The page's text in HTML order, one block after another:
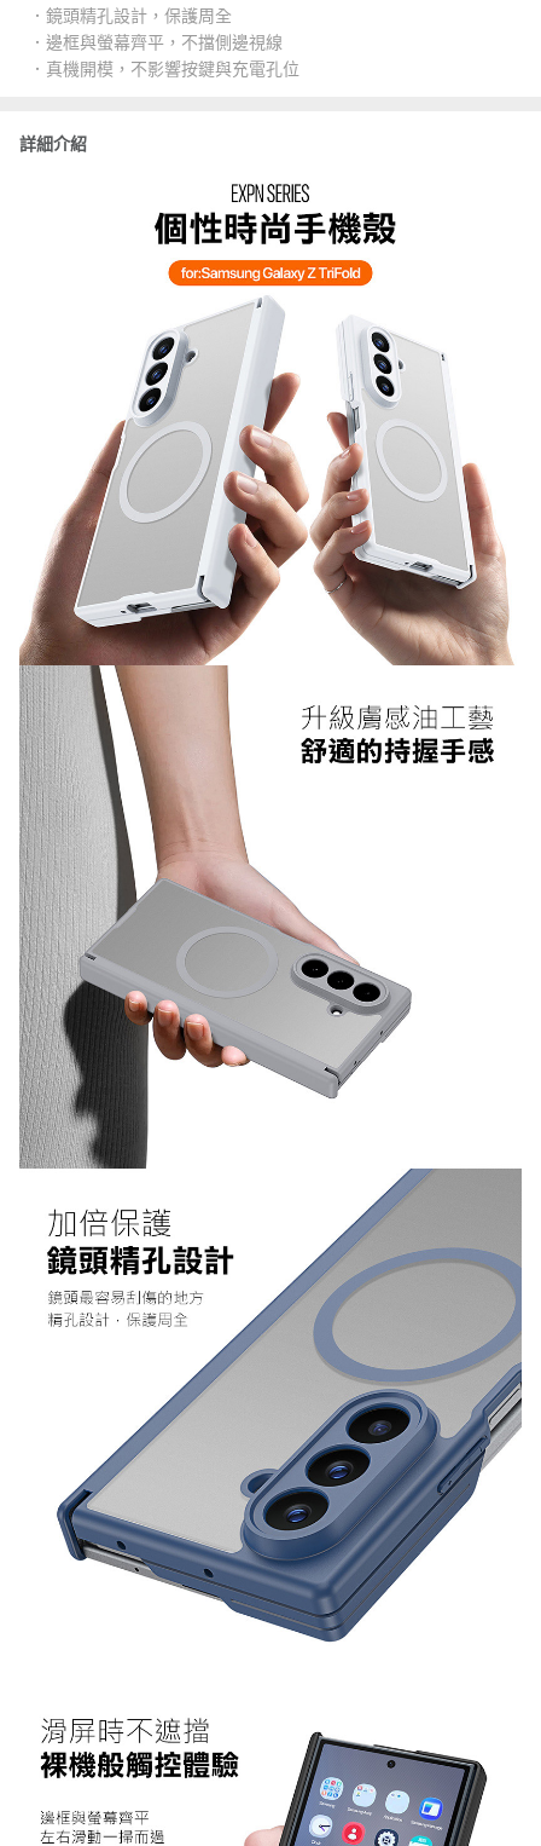
．鏡頭精孔設計，保護周全
．邊框與螢幕齊平，不擋側邊視線
．真機開模，不影響按鍵與充電孔位
詳細介紹